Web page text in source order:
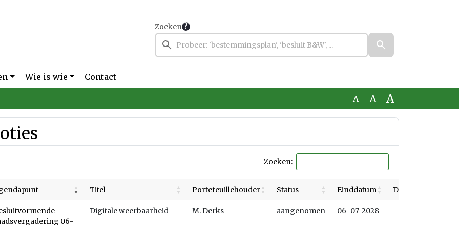
Zoeken
Wie is wie Contact
A A A
Zoeken:
Titel Portefeuillehouder Status Einddatum Datum afdoening
06-
Digitale weerbaarheid M. Derks aangenomen 06-07-2028